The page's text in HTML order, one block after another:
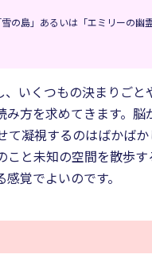
の島」あるいは「エミリーの幽
いくつもの決まりごと
方を求めてきます。脳
凝視するのはばかばか
と未知の空間を散歩
覚でよいのです。